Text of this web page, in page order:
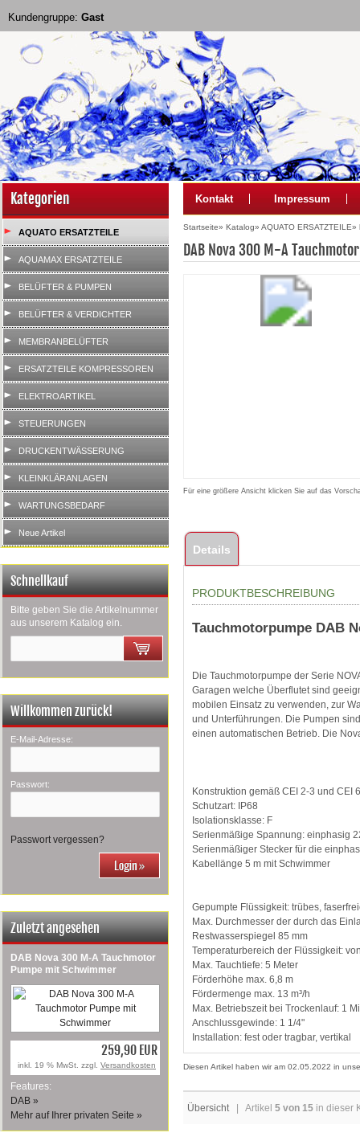
Kundengruppe: Gast
Kategorien
AQUATO ERSATZTEILE
AQUAMAX ERSATZTEILE
BELÜFTER & PUMPEN
BELÜFTER & VERDICHTER
MEMBRANBELÜFTER
ERSATZTEILE KOMPRESSOREN
ELEKTROARTIKEL
STEUERUNGEN
DRUCKENTWÄSSERUNG
KLEINKLÄRANLAGEN
WARTUNGSBEDARF
Neue Artikel
Schnellkauf
Bitte geben Sie die Artikelnummer
aus unserem Katalog ein.
Willkommen zurück!
E-Mail-Adresse:
Passwort:
Passwort vergessen?
Zuletzt angesehen
DAB Nova 300 M-A Tauchmotor
Pumpe mit Schwimmer
259,90 EUR
inkl. 19 % MwSt. zzgl. Versandkosten
Features:
DAB »
Mehr auf Ihrer privaten Seite »
Kontakt Impressum
Startseite» Katalog» AQUATO ERSATZTEILE»
DAB Nova 300 M-A
Für eine größere Ansicht klicken Sie auf das
Details
PRODUKTBESCHREIBUNG
Tauchmotorpumpe DAB
Die Tauchmotorpumpe der Serie
Garagen welche Überflutet sind
mobilen Einsatz zu verwenden, zur
und Unterführungen. Die Pumpen
einen automatischen Betrieb. Die
Konstruktion gemäß CEI 2-3 und CEI
Schutzart: IP68
Isolationsklasse: F
Serienmäßige Spannung: einphasig
Serienmäßiger Stecker für die
Kabellänge 5 m mit Schwimmer
Gepumpte Flüssigkeit: trübes,
Max. Durchmesser der durch das
Restwasserspiegel 85 mm
Temperaturbereich der Flüssigkeit:
Max. Tauchtiefe: 5 Meter
Förderhöhe max. 6,8 m
Fördermenge max. 13 m³/h
Max. Betriebszeit bei Trockenlauf: 1
Anschlussgewinde: 1 1/4"
Installation: fest oder tragbar, vertikal
Diesen Artikel haben wir am 02.05.2022 in
Übersicht| Artikel 5 von 15 in dieser